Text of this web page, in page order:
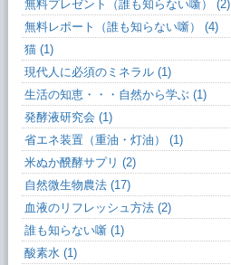
無料プレゼント（誰も知らない噺） (2)
無料レポート（誰も知らない噺） (4)
猫 (1)
現代人に必須のミネラル (1)
生活の知恵・・・自然から学ぶ (1)
発酵液研究会 (1)
省エネ装置（重油・灯油） (1)
米ぬか醗酵サプリ (2)
自然微生物農法 (17)
血液のリフレッシュ方法 (2)
誰も知らない噺 (1)
酸素水 (1)